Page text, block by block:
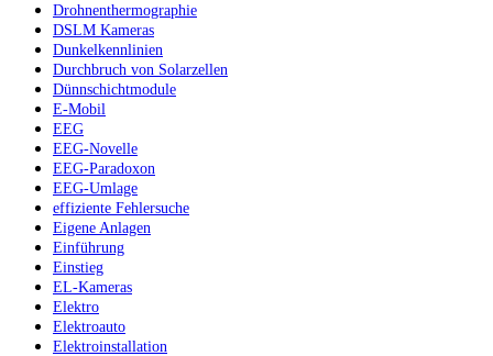
Drohnenthermographie
DSLM Kameras
Dunkelkennlinien
Durchbruch von Solarzellen
Dünnschichtmodule
E-Mobil
EEG
EEG-Novelle
EEG-Paradoxon
EEG-Umlage
effiziente Fehlersuche
Eigene Anlagen
Einführung
Einstieg
EL-Kameras
Elektro
Elektroauto
Elektroinstallation